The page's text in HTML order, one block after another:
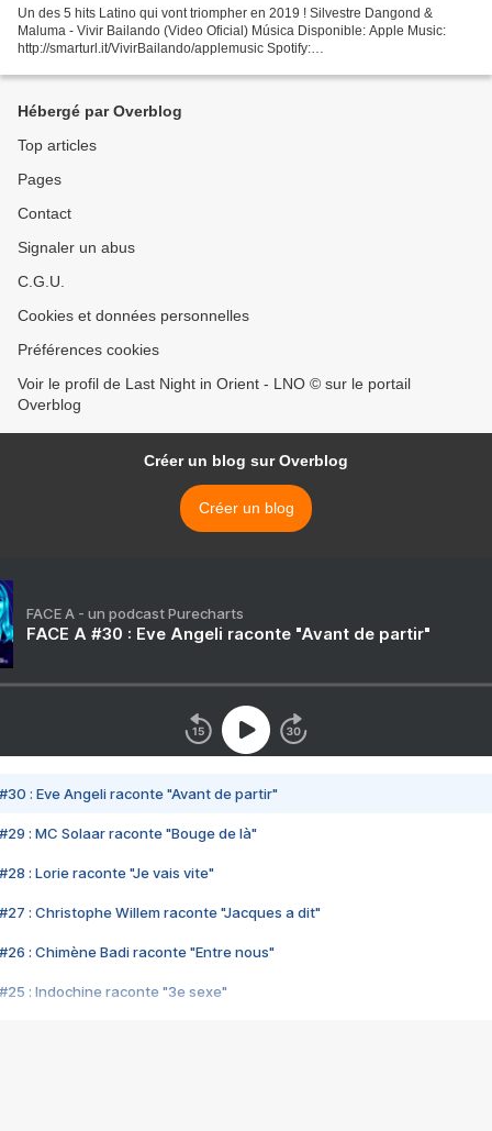
Un des 5 hits Latino qui vont triompher en 2019 ! Silvestre Dangond &
Maluma - Vivir Bailando (Video Oficial) Música Disponible: Apple Music:
http://smarturl.it/VivirBailando/applemusic Spotify:
http://smarturl.it/VivirBailando/az...
Hébergé par Overblog
Top articles
Pages
Contact
Signaler un abus
C.G.U.
Cookies et données personnelles
Préférences cookies
Voir le profil de Last Night in Orient - LNO © sur le portail
Overblog
Créer un blog sur Overblog
Créer un blog
FACE A - un podcast Purecharts
FACE A #30 : Eve Angeli raconte "Avant de partir"
#30 : Eve Angeli raconte "Avant de partir"
#29 : MC Solaar raconte "Bouge de là"
#28 : Lorie raconte "Je vais vite"
#27 : Christophe Willem raconte "Jacques a dit"
#26 : Chimène Badi raconte "Entre nous"
#25 : Indochine raconte "3e sexe"